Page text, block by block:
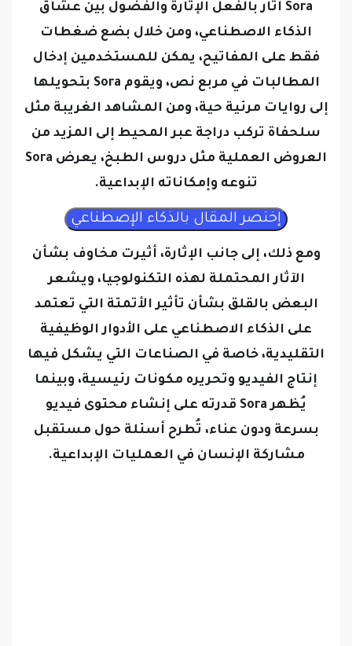
Sora أثار بالفعل الإثارة والفضول بين عشاق
الذكاء الاصطناعي، ومن خلال بضع ضغطات
فقط على المفاتيح، يمكن للمستخدمين إدخال
المطالبات في مربع نص، ويقوم Sora بتحويلها
إلى روايات مرئية حية، ومن المشاهد الغريبة مثل
سلحفاة تركب دراجة عبر المحيط إلى المزيد من
العروض العملية مثل دروس الطبخ، يعرض Sora
تنوعه وإمكاناته الإبداعية.
ومع ذلك، إلى جانب الإثارة، أثيرت مخاوف بشأن
الآثار المحتملة لهذه التكنولوجيا، ويشعر
البعض بالقلق بشأن تأثير الأتمتة التي تعتمد
على الذكاء الاصطناعي على الأدوار الوظيفية
التقليدية، خاصة في الصناعات التي يشكل فيها
إنتاج الفيديو وتحريره مكونات رئيسية، وبينما
يُظهر Sora قدرته على إنشاء محتوى فيديو
بسرعة ودون عناء، تُطرح أسئلة حول مستقبل
مشاركة الإنسان في العمليات الإبداعية.